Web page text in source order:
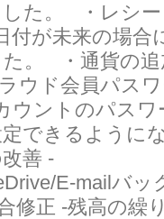
た。 ・レシ
付が未来の場合
。 ・通貨の追
ウド会員パス
ウントのパスワ
できるように
善 -
E-mailバ
修正 -残高の繰